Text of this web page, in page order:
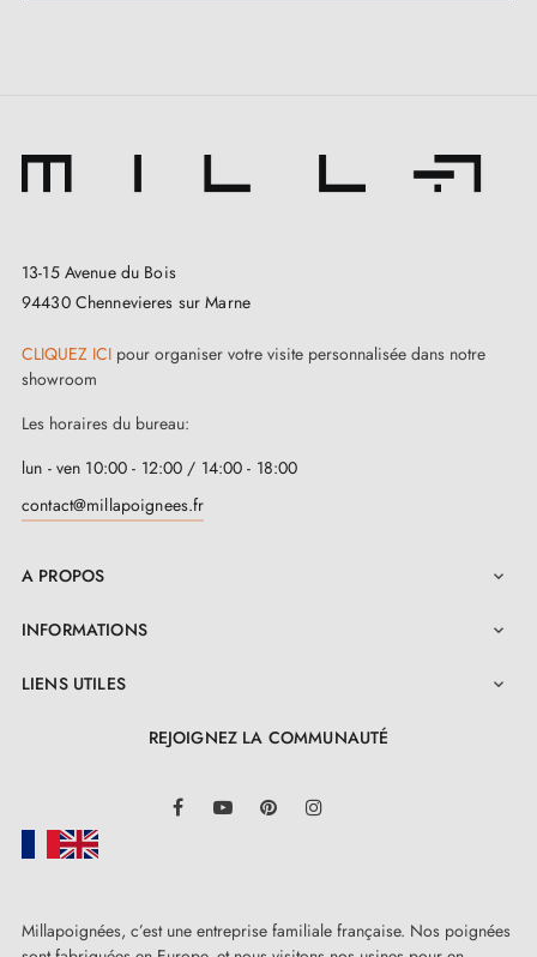
13-15 Avenue du Bois
94430 Chennevieres sur Marne
CLIQUEZ ICI pour organiser votre visite personnalisée dans notre
showroom
Les horaires du bureau:
lun - ven 10:00 - 12:00 / 14:00 - 18:00
contact@millapoignees.fr
A PROPOS 
INFORMATIONS 
LIENS UTILES 
REJOIGNEZ LA COMMUNAUTÉ
FacebookYouTube Pinterest
Millapoignées, c’est une entreprise familiale française. Nos poignées